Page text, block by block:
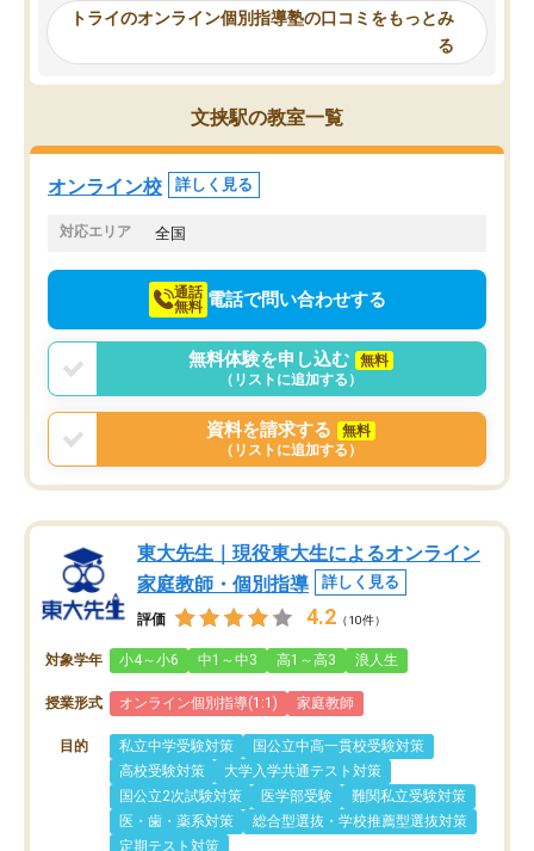
ったんですが、学生の先生から学ぶこ
み、徐々に成績が上がったらいいなと
思っていました。何が今足りないのか
を的確に指導いただき、子どももびっ
くりするほど楽しんでやる気を持って
塾を受けています。狙い通り、少しず
つ成績も上がり、苦手意識も無くなっ
てきたので、さらに苦手な数学も追加
でお願いしました。来年の高校受験に
らないところをピンポイ
頂いて、とてもわかり
していました。一生を
スト、多少お金がかかっ
トライのオンライン個別指導塾の口コミをもっとみ
る
文挟駅の教室一覧
オンライン校 詳しく見る
対応エリア 全国
通話
無料 電話で問い合わせする
無料体験を申し込む
無料
（リストに追加する）
資料を請求する
無料
（リストに追加する）
東大先生｜現役東大生によるオンライン
家庭教師・個別指導
詳しく見る
評価 4.2 （10件）
対象学年 小4～小6 中1～中3 高1～高3 浪人生
授業形式 オンライン個別指導(1:1) 家庭教師
目的 私立中学受験対策
国公立中高一貫校受験対策
高校受験対策
大学入学共通テスト対策
国公立2次試験対策
医学部受験
難関私立受験対策
医・歯・薬系対策
総合型選抜・学校推薦型選抜対策
定期テスト対策